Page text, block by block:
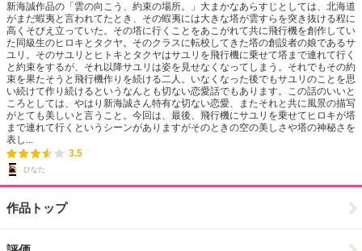
新海誠作品の「雲の向こう、約束の場所。」大まかなあらすじとしては、北海道
がまだ蝦夷と言われてたとき、その蝦夷には大きな塔が雲すらを突き抜ける程に
高くそびえ立っていた。その塔に行くことをあこがれて共に飛行機を創作してい
た同級生のヒロキとタクヤ。そのクラスに転校してきた塔の創設者の娘であるサ
ユリ。そのサユリとヒトキとタクヤはサユリを飛行機に乗せて塔まで連れて行く
と約束をするが、それ以降サユリは姿を見せなくなってしまう。それでもその約
束を果たそうと飛行機作りを続ける二人。いなくなった後でもサユリのことを思
い続けて作り続けるというなんとも切ない恋愛話でもあります。この話のいいと
ころとしては、やはり新海誠さん特有な切ない恋愛、またそれと共に風景の描写
がとても美しいと言うこと。今回は、最後、飛行機にサユリを乗せてヒロキが塔
まで連れて行くというシーンがありますがそのときの空の美しさや塔の神秘さを
表し...
3.5
ひなた
作品トップ